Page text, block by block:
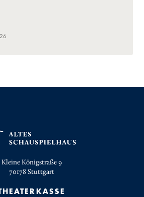
Kleine Königstraße 9
70178Stuttgart